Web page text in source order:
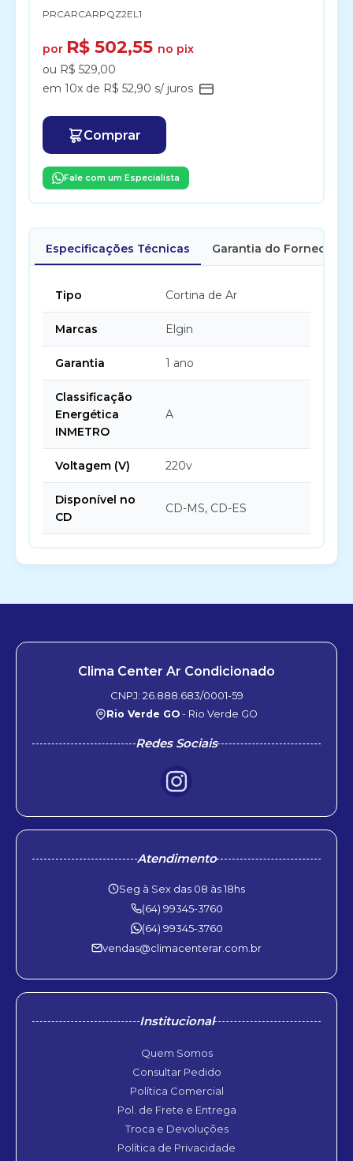
PRCARCARPQZ2EL1
por R$ 502,55 no pix
ou R$ 529,00
em 10x de R$ 52,90 s/ juros
Comprar
Fale com um Especialista
Especificações Técnicas Garantia do Fornecedor
Tipo Cortina de Ar
Marcas Elgin
Garantia 1 ano
Classificação
Energética
INMETRO
A
Voltagem (V) 220v
Disponível no
CD
CD-MS, CD-ES
Clima Center Ar Condicionado
CNPJ: 26.888.683/0001-59
Rio Verde GO - Rio Verde GO
Redes Sociais
Atendimento
Seg à Sex das 08 às 18hs
(64) 99345-3760
(64) 99345-3760
vendas@climacenterar.com.br
Institucional
Quem Somos
Consultar Pedido
Política Comercial
Pol. de Frete e Entrega
Troca e Devoluções
Política de Privacidade